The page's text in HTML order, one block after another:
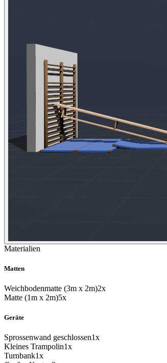
Materialien
Matten
Weichbodenmatte (3m x 2m)2x
Matte (1m x 2m)5x
Geräte
Sprossenwand geschlossen1x
Kleines Trampolin1x
Turnbank1x